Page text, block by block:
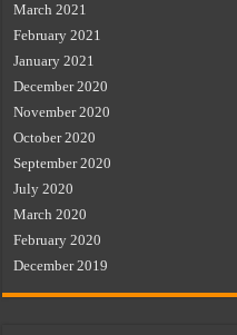
March 2021
February 2021
January 2021
December 2020
November 2020
October 2020
September 2020
July 2020
March 2020
February 2020
December 2019